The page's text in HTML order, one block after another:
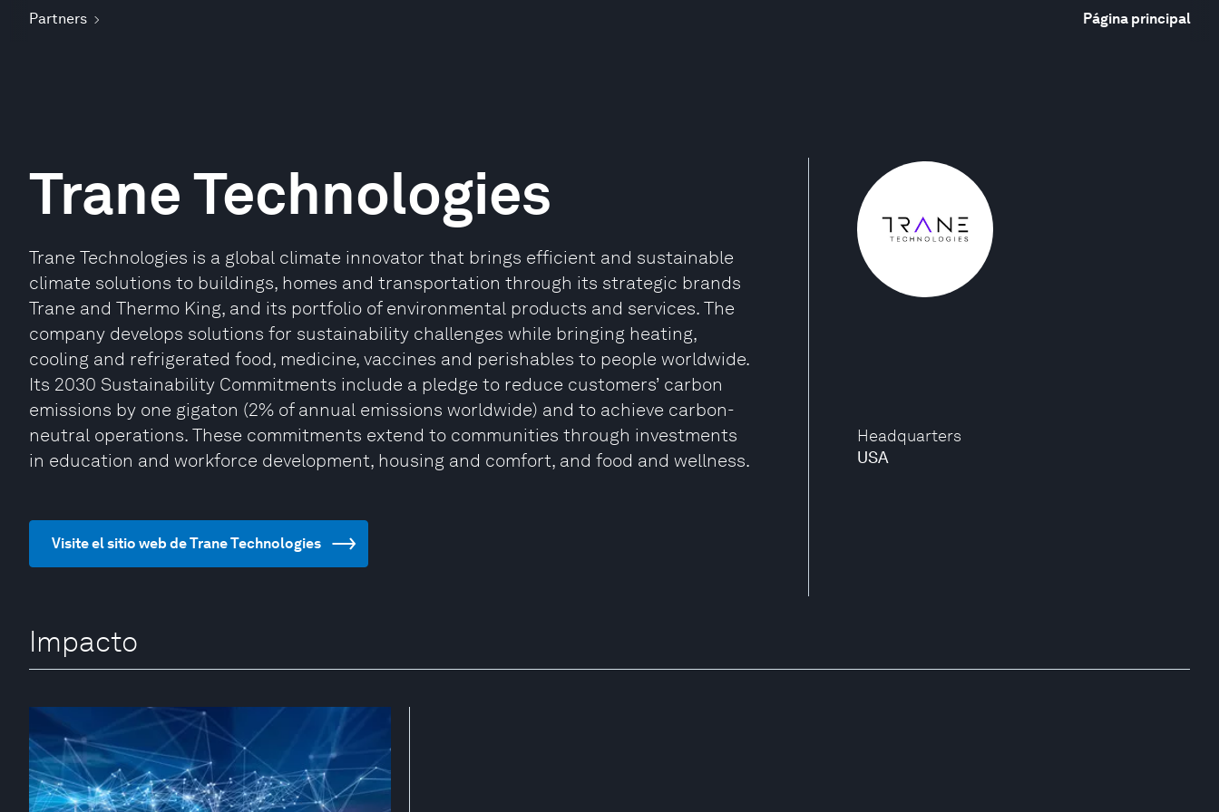
Partners Página principal
Headquarters
USA
Trane Technologies
Trane Technologies is a global climate innovator that brings efficient and sustainable
climate solutions to buildings, homes and transportation through its strategic brands
Trane and Thermo King, and its portfolio of environmental products and services. The
company develops solutions for sustainability challenges while bringing heating,
cooling and refrigerated food, medicine, vaccines and perishables to people worldwide.
Its 2030 Sustainability Commitments include a pledge to reduce customers’ carbon
emissions by one gigaton (2% of annual emissions worldwide) and to achieve carbon-
neutral operations. These commitments extend to communities through investments
in education and workforce development, housing and comfort, and food and wellness.
Visite el sitio web de Trane Technologies
Impacto